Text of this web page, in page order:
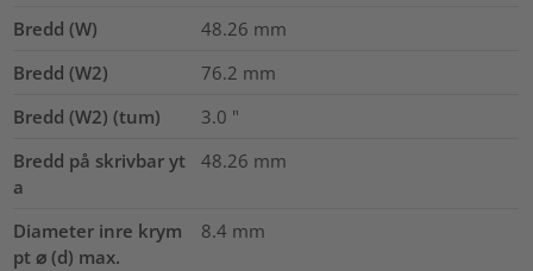
Bredd (W) 48.26 mm
Bredd (W2)
76.2 mm
Bredd (W2) (tum)
3.0 "
Bredd på skrivbar yt
a
48.26 mm
Diameter inre krym
pt ⌀ (d) max.
8.4 mm